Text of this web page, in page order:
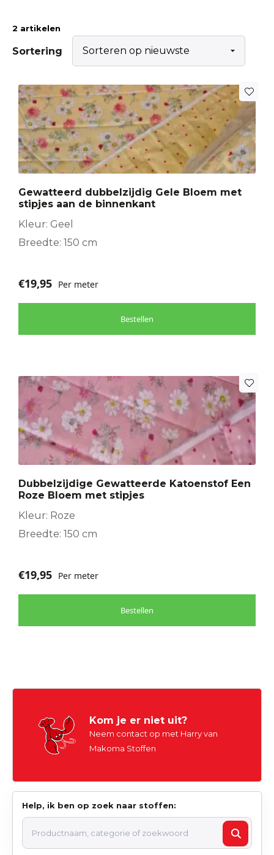
2 artikelen
Sortering
Gewatteerd dubbelzijdig Gele Bloem met
stipjes aan de binnenkant
Kleur: Geel
Breedte: 150 cm
€19,95 Per meter
Bestellen
Dubbelzijdige Gewatteerde Katoenstof Een
Roze Bloem met stipjes
Kleur: Roze
Breedte: 150 cm
€19,95 Per meter
Bestellen
Kom je er niet uit?
Neem contact op met Harry van
Makoma Stoffen
Help, ik ben op zoek naar stoffen: